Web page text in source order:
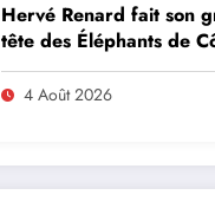
Hervé Renard fait son
tête des Éléphants de
4 Août 2026